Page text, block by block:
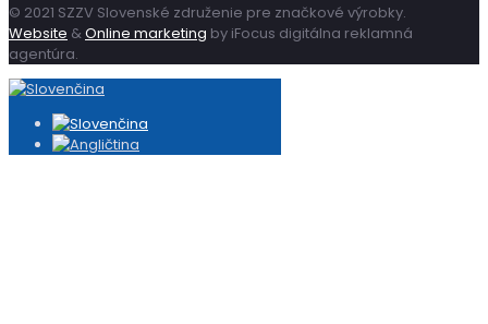
© 2021 SZZV Slovenské združenie pre značkové výrobky.
Website &Online marketing by iFocus digitálna reklamná
agentúra.